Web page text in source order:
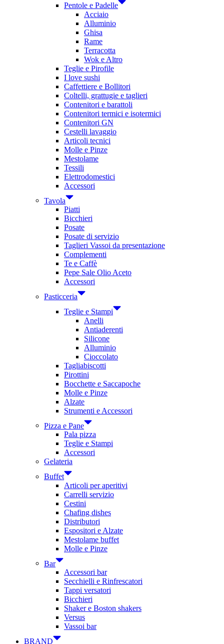
Pentole e Padelle
Acciaio
Alluminio
Ghisa
Rame
Terracotta
Wok e Altro
Teglie e Pirofile
I love sushi
Caffettiere e Bollitori
Coltelli, grattugie e taglieri
Contenitori e barattoli
Contenitori termici e isotermici
Contenitori GN
Cestelli lavaggio
Articoli tecnici
Molle e Pinze
Mestolame
Tessili
Elettrodomestici
Accessori
Tavola
Piatti
Bicchieri
Posate
Posate di servizio
Taglieri Vassoi da presentazione
Complementi
Te e Caffè
Pepe Sale Olio Aceto
Accessori
Pasticceria
Teglie e Stampi
Anelli
Antiaderenti
Silicone
Alluminio
Cioccolato
Tagliabiscotti
Pirottini
Bocchette e Saccapoche
Molle e Pinze
Alzate
Strumenti e Accessori
Pizza e Pane
Pala pizza
Teglie e Stampi
Accessori
Gelateria
Buffet
Articoli per aperitivi
Carrelli servizio
Cestini
Chafing dishes
Distributori
Espositori e Alzate
Mestolame buffet
Molle e Pinze
Bar
Accessori bar
Secchielli e Rinfrescatori
Tappi versatori
Bicchieri
Shaker e Boston shakers
Versus
Vassoi bar
BRAND